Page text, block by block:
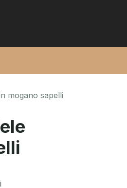
mogano sapelli